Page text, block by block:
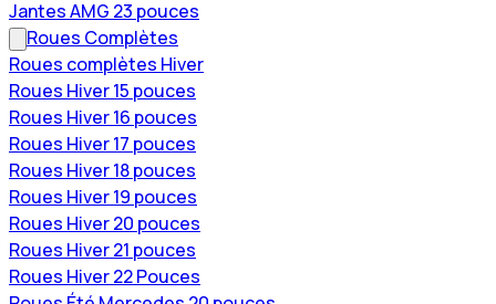
Jantes AMG 23 pouces
Roues Complètes
Roues complètes Hiver
Roues Hiver 15 pouces
Roues Hiver 16 pouces
Roues Hiver 17 pouces
Roues Hiver 18 pouces
Roues Hiver 19 pouces
Roues Hiver 20 pouces
Roues Hiver 21 pouces
Roues Hiver 22 Pouces